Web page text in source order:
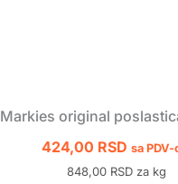
Markies original
424,00 RSD sa PDV-
848,00 RSD za kg